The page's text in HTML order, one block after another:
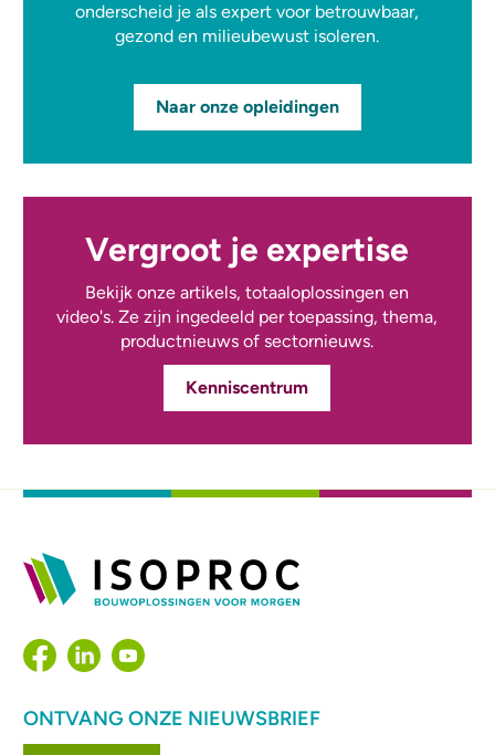
onderscheid je als expert voor betrouwbaar,
gezond en milieubewust isoleren.
Naar onze opleidingen
Vergroot je expertise
Bekijk onze artikels, totaaloplossingen en
video's. Ze zijn ingedeeld per toepassing, thema,
productnieuws of sectornieuws.
Kenniscentrum
ONTVANG ONZE NIEUWSBRIEF